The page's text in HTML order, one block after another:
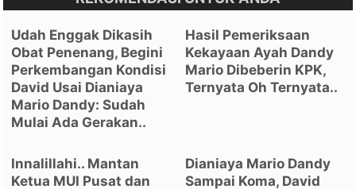
Udah Enggak Dikasih
Obat Penenang, Begini
Perkembangan Kondisi
David Usai Dianiaya
Mario Dandy: Sudah
Mulai Ada Gerakan..
Hasil Pemeriksaan
Kekayaan Ayah Dandy
Mario Dibeberin KPK,
Ternyata Oh Ternyata..
Innalillahi.. Mantan
Ketua MUI Pusat dan
Dianiaya Mario Dandy
Sampai Koma, David